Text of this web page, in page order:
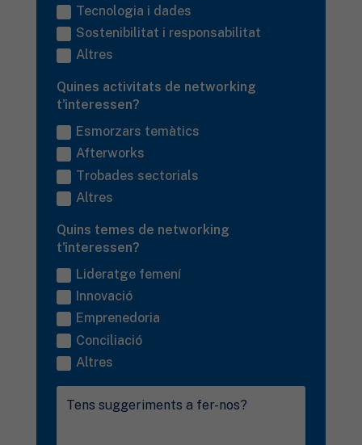
Tecnologia i dades
Sostenibilitat i responsabilitat
Altres
Quines activitats de networking
t'interessen?
Esmorzars temàtics
Afterworks
Trobades sectorials
Altres
Quins temes de networking
t'interessen?
Lideratge femení
Innovació
Emprenedoria
Conciliació
Altres